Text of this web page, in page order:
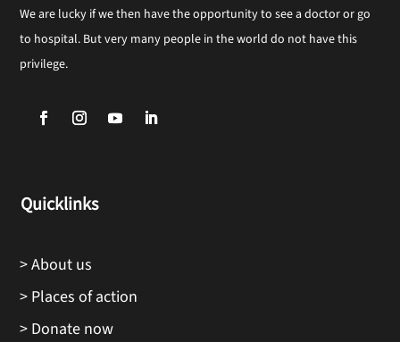
We are lucky if we then have the opportunity to see a doctor or go
to hospital. But very many people in the world do not have this
privilege.
Quicklinks
> About us
> Places of action
> Donate now